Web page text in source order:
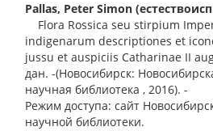
Pallas, Peter Simon
Flora Rossica seu stirpium
indigenarum descriptiones et
jussu et auspiciis Catharinae II
дан. -(Новосибирск:
научная библиотека , 2016). -
Режим доступа: сайт
научной библиотеки.